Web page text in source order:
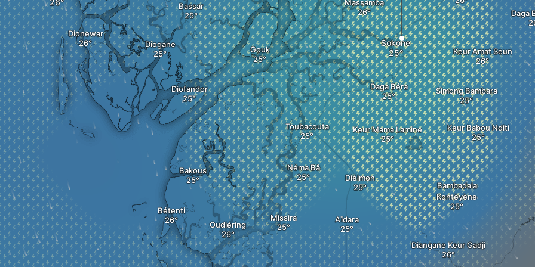
Toubacouta Keur Mama Lamine
Daga Béra
Sokone
Daga
Keur Amat Seun
Keur Babou Nditi
Simong Bambara
Massamba
Missira
Néma Bâ
Aïdara
Diélmon
Bambadala
Kontèyène
Diangane Keur Gadji
Gouk
Diofandor
Bassar
Diogane
Oudiéring
Bakous
Bétenti
Dionewar